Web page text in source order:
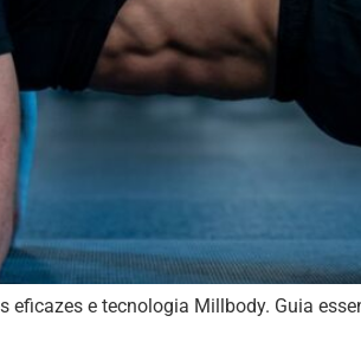
eficazes e tecnologia Millbody. Guia